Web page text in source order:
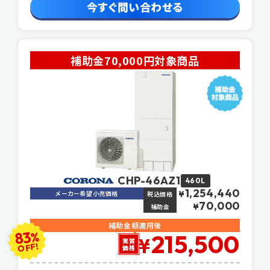
今すぐ問い合わせる
補助金70,000円対象商品
CHP-46AZ1 460L
83%
OFF!
メーカー希望小売価格 税込価格 ¥1,254,440
補助金 ¥70,000
補助金額適用後
実質
価格 ¥215,500